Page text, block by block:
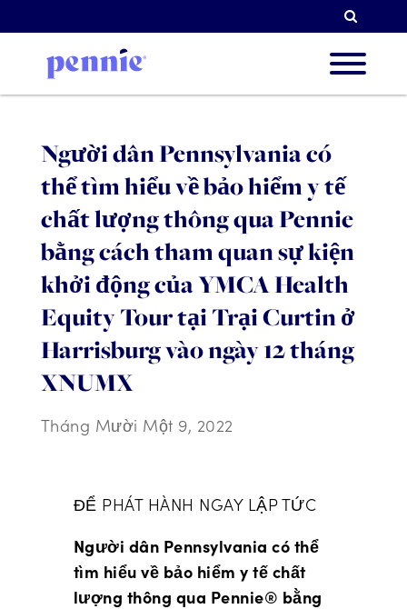
Ưu
Đối
Tài
Người dân Pennsylvania có
thể tìm hiểu về bảo hiểm y tế
chất lượng thông qua Pennie
bằng cách tham quan sự kiện
khởi động của YMCA Health
Equity Tour tại Trại Curtin ở
Harrisburg vào ngày 12 tháng
XNUMX
Tháng Mười Một 9, 2022
ĐỂ PHÁT HÀNH NGAY LẬP TỨC
Người dân Pennsylvania có thể
tìm hiểu về bảo hiểm y tế chất
lượng thông qua Pennie® bằng